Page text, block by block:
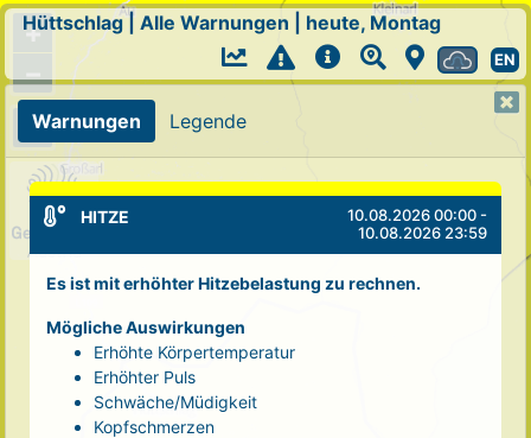
+
−
Hüttschlag| Alle Warnungen heute, Montag
EN
Warnungen Legende
HITZE
10.08.2026 00:00 -
10.08.2026 23:59
Es ist mit erhöhter Hitzebelastung zu rechnen.
Mögliche Auswirkungen
Erhöhte Körpertemperatur
Erhöhter Puls
Schwäche/Müdigkeit
Kopfschmerzen